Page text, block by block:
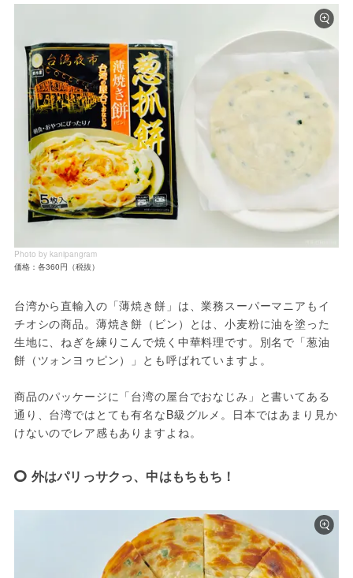
Photo by kanipangram
価格：各360円（税抜）
台湾から直輸入の「薄焼き餅」は、業務スーパーマニアもイ
チオシの商品。薄焼き餅（ビン）とは、小麦粉に油を塗った
生地に、ねぎを練りこんで焼く中華料理です。別名で「葱油
餅（ツォンヨゥピン）」とも呼ばれていますよ。
商品のパッケージに「台湾の屋台でおなじみ」と書いてある
通り、台湾ではとても有名なB級グルメ。日本ではあまり見か
けないのでレア感もありますよね。
外はパリっサクっ、中はもちもち！